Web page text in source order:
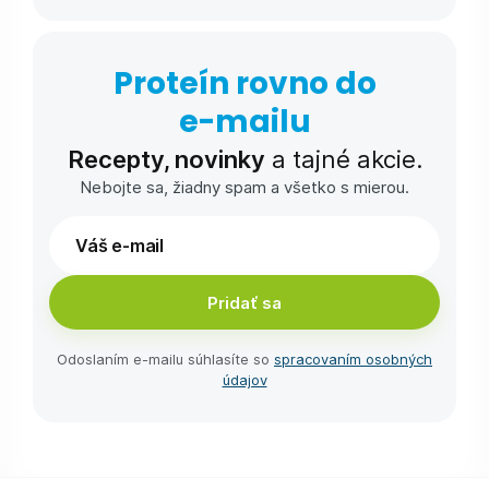
Proteín rovno do
e-⁠mailu
Recepty, novinky a tajné akcie.
Nebojte sa, žiadny spam a všetko s mierou.
Pridať sa
Odoslaním e-⁠mailu súhlasíte so spracovaním osobných
údajov